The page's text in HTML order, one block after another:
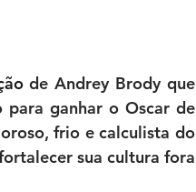
de Andrey Brody que
para ganhar o Oscar de
frio e calculista do
sua cultura fora